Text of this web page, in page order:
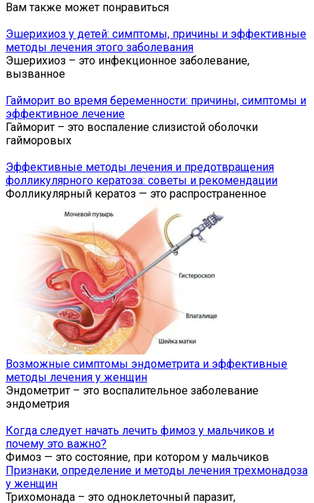
Вам также может понравиться
Эшерихиоз у детей: симптомы, причины и эффективные
методы лечения этого заболевания
Эшерихиоз – это инфекционное заболевание,
вызванное
Гайморит во время беременности: причины, симптомы и
эффективное лечение
Гайморит – это воспаление слизистой оболочки
гайморовых
Эффективные методы лечения и предотвращения
фолликулярного кератоза: советы и рекомендации
Фолликулярный кератоз — это распространенное
Возможные симптомы эндометрита и эффективные
методы лечения у женщин
Эндометрит – это воспалительное заболевание
эндометрия
Когда следует начать лечить фимоз у мальчиков и
почему это важно?
Фимоз — это состояние, при котором у мальчиков
Признаки, определение и методы лечения трехмонадоза
у женщин
Трихомонада – это одноклеточный паразит,